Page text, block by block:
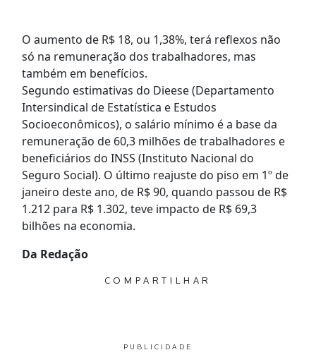
O aumento de R$ 18, ou 1,38%, terá reflexos não
só na remuneração dos trabalhadores, mas
também em benefícios.
Segundo estimativas do Dieese (Departamento
Intersindical de Estatística e Estudos
Socioeconômicos), o salário mínimo é a base da
remuneração de 60,3 milhões de trabalhadores e
beneficiários do INSS (Instituto Nacional do
Seguro Social). O último reajuste do piso em 1º de
janeiro deste ano, de R$ 90, quando passou de R$
1.212 para R$ 1.302, teve impacto de R$ 69,3
bilhões na economia.
Da Redação
COMPARTILHAR
PUBLICIDADE